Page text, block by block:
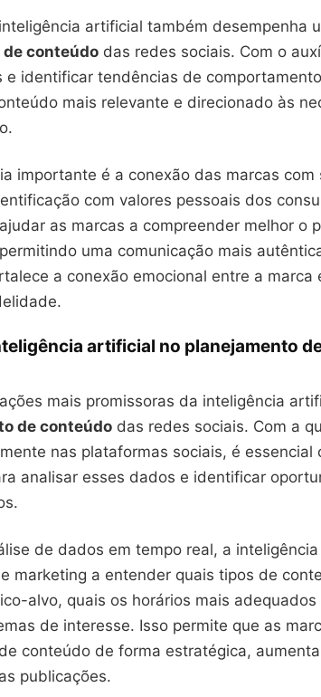
artificial também desempenha
conteúdo das redes sociais. Com o
e identificar tendências de
mais relevante e direcionado às
importante é a conexão das marcas
com valores pessoais dos
as marcas a compreender melhor o
uma comunicação mais
a conexão emocional entre a marca
artificial no planejamento
mais promissoras da inteligência
de conteúdo das redes sociais. Com a
nas plataformas sociais, é essencial
analisar esses dados e identificar
de dados em tempo real, a
marketing a entender quais tipos de
alvo, quais os horários mais
de interesse. Isso permite que as
conteúdo de forma estratégica,
publicações.